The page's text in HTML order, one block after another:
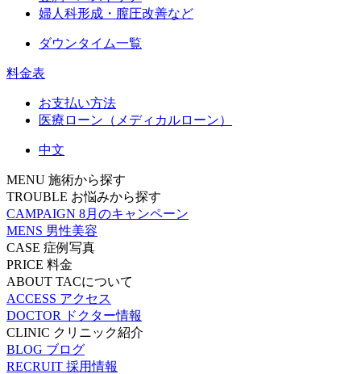
婦人科形成・膣圧改善など
ダウンタイム一覧
料金表
お支払い方法
医療ローン（メディカルローン）
中文
MENU 施術から探す
TROUBLE お悩みから探す
CAMPAIGN 8月のキャンペーン
MENS 男性美容
CASE 症例写真
PRICE 料金
ABOUT TACについて
ACCESS アクセス
DOCTOR
ドクター情報
CLINIC クリニック紹介
BLOG ブログ
RECRUIT 採用情報